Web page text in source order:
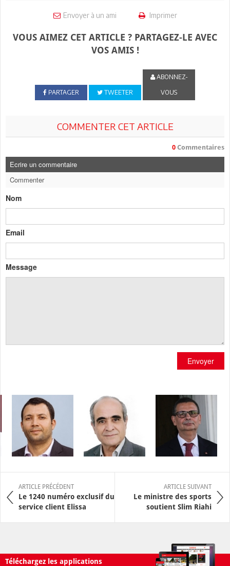
Envoyer à un ami Imprimer
VOUS AIMEZ CET ARTICLE ? PARTAGEZ-LE AVEC
VOS AMIS !
PARTAGER TWEETER
ABONNEZ-
VOUS
COMMENTER CET ARTICLE
0 Commentaires
Ecrire un commentaire
Commenter
Nom
Email
Message
Envoyer
ARTICLE PRÉCÉDENT
Le 1240 numéro exclusif du
service client Elissa
ARTICLE SUIVANT
Le ministre des sports
soutient Slim Riahi
Téléchargez les applications